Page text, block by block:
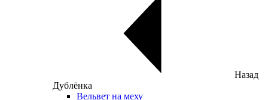
Назад
Дублёнка
Вельвет на меху